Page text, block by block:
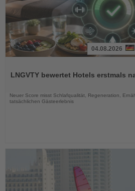
die
04.08.2026
LNGVTY bewertet Hotels erstmals
Neuer Score misst Schlafqualität, Regeneration,
tatsächlichen Gästeerlebnis